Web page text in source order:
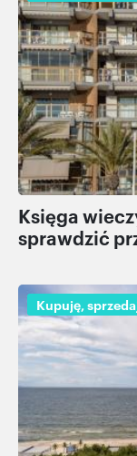
Księga
sprawdzić
Kupuję,